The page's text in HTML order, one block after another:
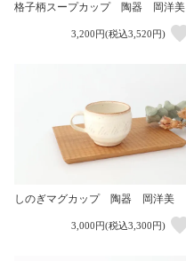
格子柄スープカップ 陶器 岡洋美
3,200円(税込3,520円)
しのぎマグカップ 陶器 岡洋美
3,000円(税込3,300円)